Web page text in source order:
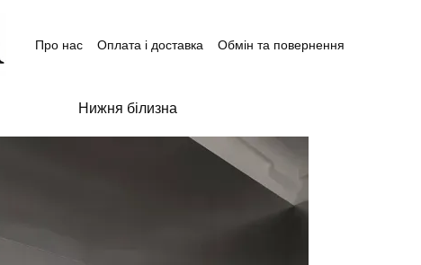
Про нас Оплата і доставка
Обмін та повернення
Відгуки про магазин
Нижня білизна